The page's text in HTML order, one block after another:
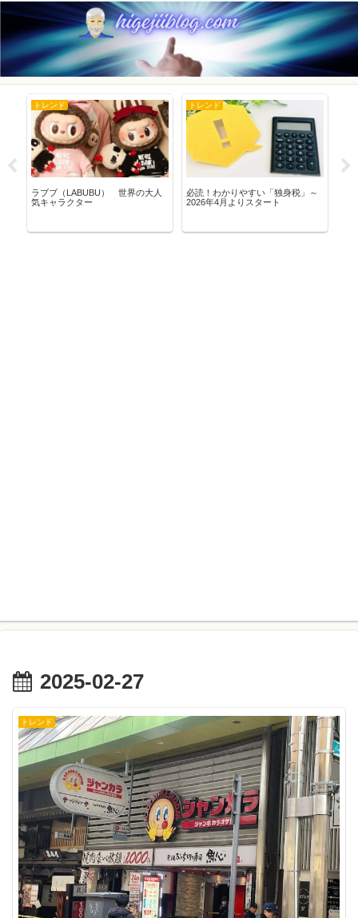
トレンド
ラブブ（LABUBU） 世界の大人
気キャラクター
トレンド
必読！わかりやすい「独身税」～
2026年4月よりスタート
2025-02-27
トレンド